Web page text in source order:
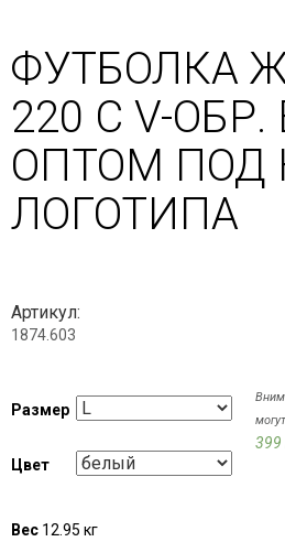
ФУТБОЛКА
220 С V-
ОПТОМ ПОД
ЛОГОТИПА
Артикул:
1874.603
Размер
Цвет
399
Вес 12.95 кг